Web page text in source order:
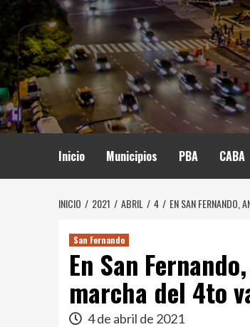
Inicio Municipios PBA CABA
INICIO 2021 ABRIL 4 EN SAN FERNANDO,
San Fernando
En San
marcha del 4to
4 de abril de 2021